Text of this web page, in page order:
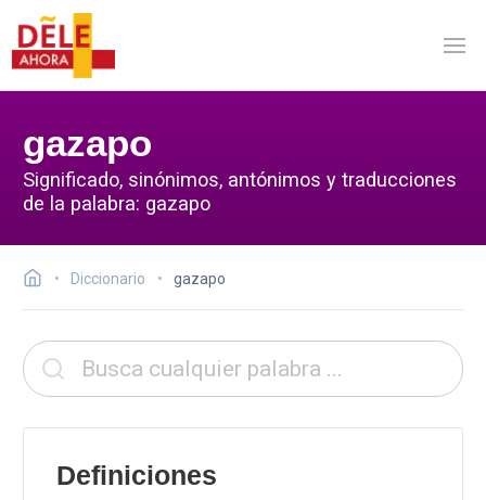
gazapo
Significado, sinónimos, antónimos y traducciones
de la palabra: gazapo
Diccionario gazapo
Definiciones